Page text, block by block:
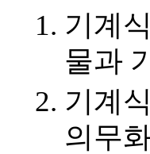
기계
물과
기계
의무